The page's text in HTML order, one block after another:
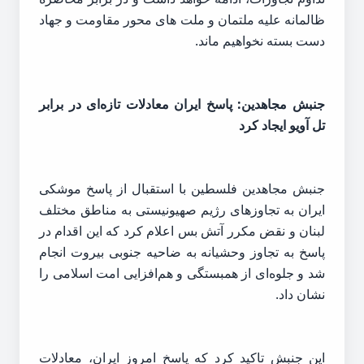
ظالمانه علیه ملتمان و ملت های محور مقاومت و جهاد
دست بسته نخواهیم ماند.
جنبش مجاهدین: پاسخ ایران معادلات تازه‌ای در برابر
تل آویو ایجاد کرد
جنبش مجاهدین فلسطین با استقبال از پاسخ موشکی
ایران به تجاوزهای رژیم صهیونیستی به مناطق مختلف
لبنان و نقض مکرر آتش بس اعلام کرد که این اقدام در
پاسخ به تجاوز وحشیانه به ضاحیه جنوبی بیروت انجام
شد و جلوه‌ای از همبستگی و هم‌افزایی امت اسلامی را
نشان داد.
این جنبش تاکید کرد که پاسخ امروز ایران، معادلات